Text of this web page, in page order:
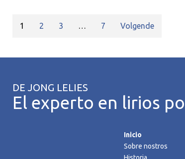
1 2 3 … 7 Volgende
DE JONG LELIES
El experto en lirios
Inicio
Sobre nostros